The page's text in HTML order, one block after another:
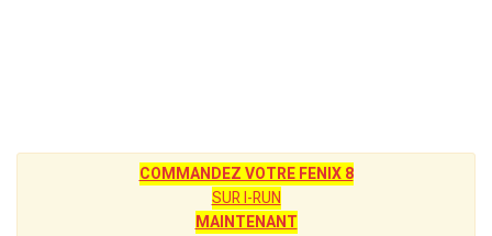
COMMANDEZ VOTRE FENIX 8
SUR I-RUN
MAINTENANT